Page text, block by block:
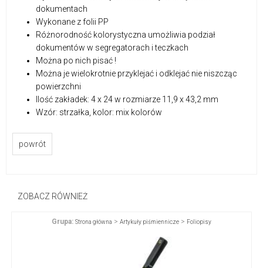
dokumentach
Wykonane z folii PP
Różnorodność kolorystyczna umożliwia podział
dokumentów w segregatorach i teczkach
Można po nich pisać !
Można je wielokrotnie przyklejać i odklejać nie niszcząc
powierzchni
Ilość zakładek: 4 x 24 w rozmiarze 11,9 x 43,2 mm
Wzór: strzałka, kolor: mix kolorów
powrót
ZOBACZ RÓWNIEŻ
Grupa: Strona główna > Artykuły piśmiennicze > Foliopisy